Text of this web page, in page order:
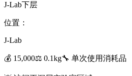
J-Lab下层
位置：
J-Lab
💰 15,000⚖️ 0.1kg🔧 单次使用消耗品